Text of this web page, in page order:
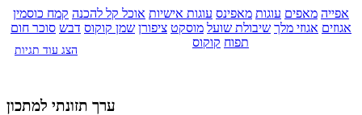
אפייה מאפים עוגות מאפינס עוגות אישיות אוכל קל להכנה קמח כוסמין
אגוזים אגוזי מלך שיבולת שועל מוסקט ציפורן שמן קוקוס דבש סוכר חום
תפוח קוקוס
הצג עוד תגיות
ערך תזונתי למתכון